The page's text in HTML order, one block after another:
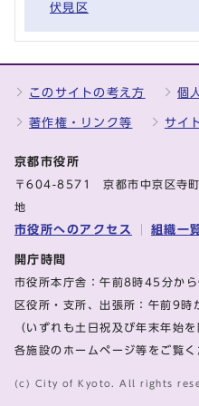
伏見区
このサイトの考え方 個
著作権・リンク等 サイ
京都市役所
〒604-8571 京都市中京区寺町
地
市役所へのアクセス 組織一
開庁時間
市役所本庁舎：午前8時45分か
区役所・支所、出張所：午前9
（いずれも土日祝及び年末年始
各施設のホームページ等をご覧く
(c) City of Kyoto. All rights